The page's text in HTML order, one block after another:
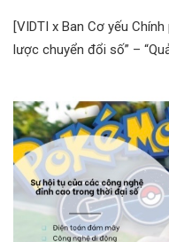
[VIDTI x Ban Cơ yếu
lược chuyển đổi số” –